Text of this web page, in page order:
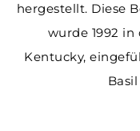
hergestellt. Diese
wurde 1992
Kentucky,